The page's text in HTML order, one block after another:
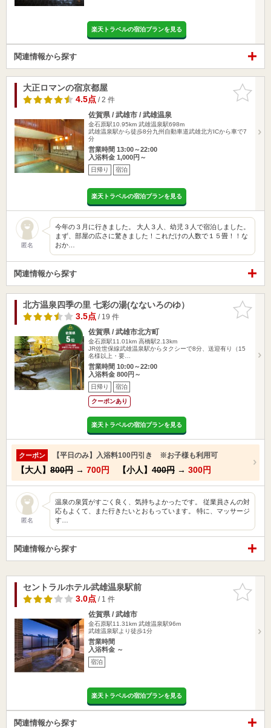
楽天トラベルの宿泊プランを見る
関連情報から探す
お気に入
りに追加
大正ロマンの宿京都屋
4.5点/ 2 件
佐賀県 / 武雄市 / 武雄温泉
金石原駅10.95km 武雄温泉駅698m
武雄温泉駅から徒歩8分九州自動車道武雄北方ICから車で7
分
営業時間 13:00～22:00
入浴料金 1,000円～
日帰り 宿泊
楽天トラベルの宿泊プランを見る
匿名
今年の３月に行きました。 大人３人、幼児３人で宿泊しました。
まず、部屋の広さに驚きました！これだけの人数で１５畳！！な
おか…
関連情報から探す
お気に入
りに追加
北方温泉四季の里 七彩の湯(なないろのゆ）
3.5点/ 19 件
佐賀県 / 武雄市北方町
金石原駅11.01km 高橋駅2.13km
JR佐世保線武雄温泉駅からタクシーで8分、送迎有り（15
名様以上・要…
営業時間 10:00～22:00
入浴料金 800円～
日帰り 宿泊
クーポンあり
楽天トラベルの宿泊プランを見る
クーポン 【平日のみ】入浴料100円引き ※お子様も利用可
【大人】 800円 → 700円 【小人】 400円 → 300円
匿名
温泉の泉質がすごく良く、気持ちよかったです。 従業員さんの対
応もよくて、また行きたいとおもっています。 特に、マッサージ
す…
関連情報から探す
お気に入
りに追加
セントラルホテル武雄温泉駅前
3.0点/ 1 件
佐賀県 / 武雄市
金石原駅11.31km 武雄温泉駅96m
武雄温泉駅より徒歩1分
営業時間
入浴料金 ～
宿泊
楽天トラベルの宿泊プランを見る
関連情報から探す